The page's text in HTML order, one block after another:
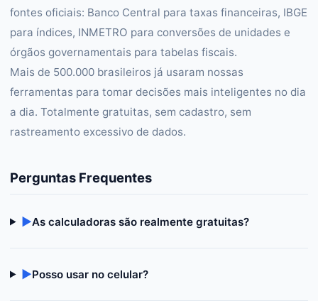
fontes oficiais: Banco Central para taxas financeiras, IBGE
para índices, INMETRO para conversões de unidades e
órgãos governamentais para tabelas fiscais.
Mais de 500.000 brasileiros já usaram nossas
ferramentas para tomar decisões mais inteligentes no dia
a dia. Totalmente gratuitas, sem cadastro, sem
rastreamento excessivo de dados.
Perguntas Frequentes
▶As calculadoras são realmente gratuitas?
▶Posso usar no celular?